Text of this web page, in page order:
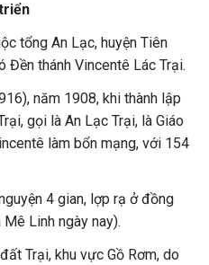
tổng An Lạc, huyện Tiên
Đền thánh Vincentê Lác Trại.
năm 1908, khi thành lập
gọi là An Lạc Trại, là Giáo
làm bổn mạng, với 154
4 gian, lợp rạ ở đồng
Linh ngày nay).
Trại, khu vực Gồ Rơm, do